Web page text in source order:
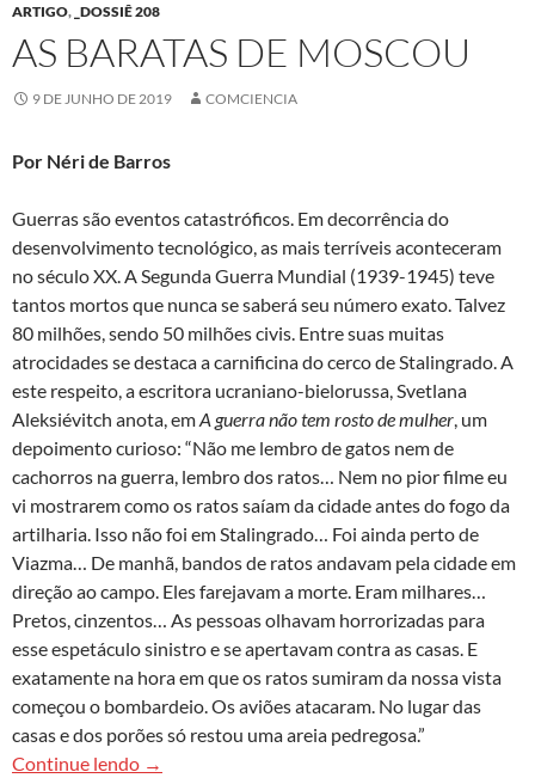
ARTIGO, _DOSSIÊ 208
AS BARATAS DE MOSCOU
9 DE JUNHO DE 2019 COMCIENCIA
Por Néri de Barros
Guerras são eventos catastróficos. Em decorrência do
desenvolvimento tecnológico, as mais terríveis aconteceram
no século XX. A Segunda Guerra Mundial (1939-1945) teve
tantos mortos que nunca se saberá seu número exato. Talvez
80 milhões, sendo 50 milhões civis. Entre suas muitas
atrocidades se destaca a carnificina do cerco de Stalingrado. A
este respeito, a escritora ucraniano-bielorussa, Svetlana
Aleksiévitch anota, emA guerra não tem rosto de mulher, um
depoimento curioso: “Não me lembro de gatos nem de
cachorros na guerra, lembro dos ratos… Nem no pior filme eu
vi mostrarem como os ratos saíam da cidade antes do fogo da
artilharia. Isso não foi em Stalingrado… Foi ainda perto de
Viazma… De manhã, bandos de ratos andavam pela cidade em
direção ao campo. Eles farejavam a morte. Eram milhares…
Pretos, cinzentos… As pessoas olhavam horrorizadas para
esse espetáculo sinistro e se apertavam contra as casas. E
exatamente na hora em que os ratos sumiram da nossa vista
começou o bombardeio. Os aviões atacaram. No lugar das
casas e dos porões só restou uma areia pedregosa.”
Continue lendo As baratas de Moscou
→